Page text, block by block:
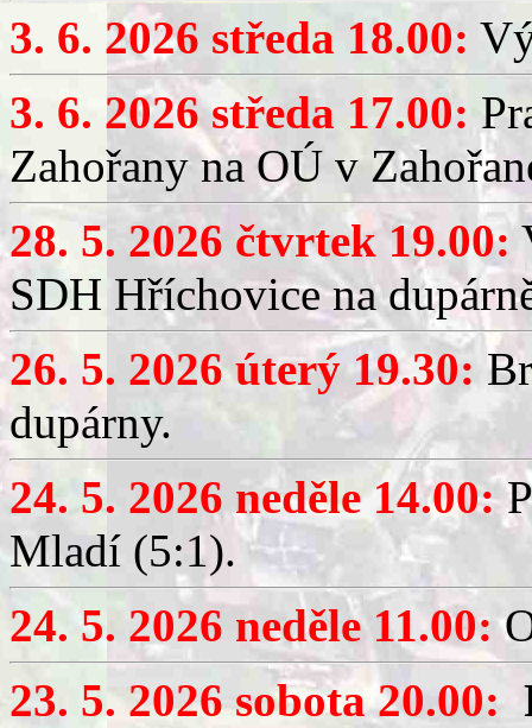
3. 6. 2026 středa 18.00:
3. 6. 2026 středa 17.00:
Zahořany na OÚ v
28. 5. 2026 čtvrtek 19.00:
SDH Hříchovice na
26. 5. 2026 úterý 19.30:
dupárny.
24. 5. 2026 neděle 14.00:
Mladí (5:1).
24. 5. 2026 neděle 11.00:
23. 5. 2026 sobota 20.00: